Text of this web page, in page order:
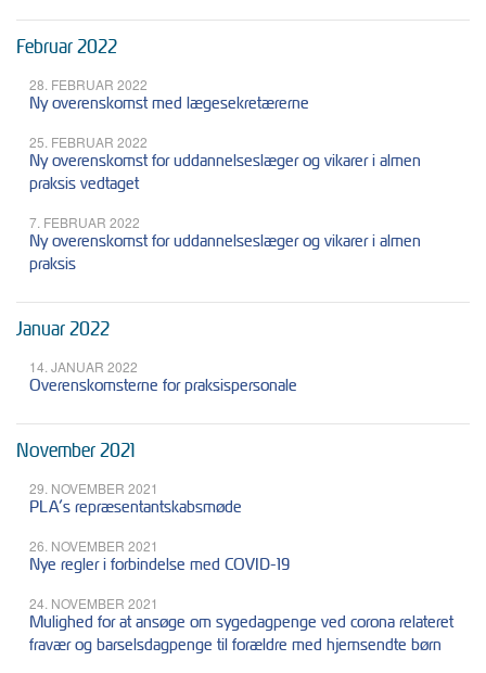
Februar 2022
28. FEBRUAR 2022
Ny overenskomst med lægesekretærerne
25. FEBRUAR 2022
Ny overenskomst for uddannelseslæger og vikarer i almen
praksis vedtaget
7. FEBRUAR 2022
Ny overenskomst for uddannelseslæger og vikarer i almen
praksis
Januar 2022
14. JANUAR 2022
Overenskomsterne for praksispersonale
November 2021
29. NOVEMBER 2021
PLA’s repræsentantskabsmøde
26. NOVEMBER 2021
Nye regler i forbindelse med COVID-19
24. NOVEMBER 2021
Mulighed for at ansøge om sygedagpenge ved corona relateret
fravær og barselsdagpenge til forældre med hjemsendte børn